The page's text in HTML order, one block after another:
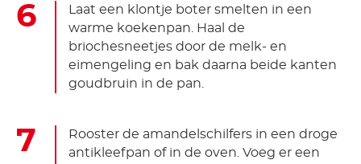
Laat een klontje boter smelten in een
warme koekenpan. Haal de
briochesneetjes door de melk- en
eimengeling en bak daarna beide kanten
goudbruin in de pan.
Rooster de amandelschilfers in een droge
antikleefpan of in de oven. Voeg er een